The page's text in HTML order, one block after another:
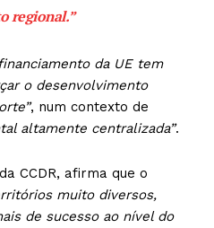
regional.”
da UE tem
o desenvolvimento
, num contexto de
altamente centralizada”.
CCDR, afirma que o
muito diversos,
de sucesso ao nível do